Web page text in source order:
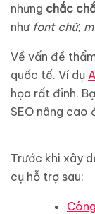
nhưng chắc
như font chữ,
Về vấn đề
quốc tế. Ví dụ
họa rất đỉnh.
SEO nâng cao
Trước khi xây
cụ hỗ trợ sau: